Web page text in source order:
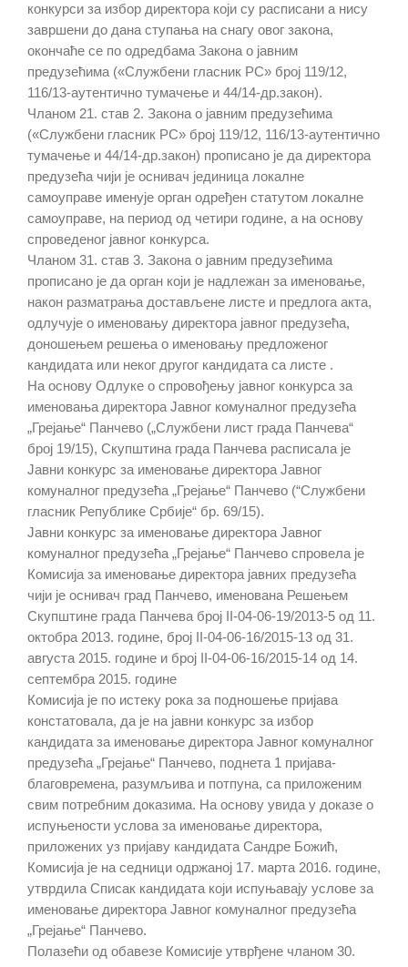
конкурси за избор директора који су расписани а нису
завршени до дана ступања на снагу овог закона,
окончаће се по одредбама Закона о јавним
предузећима («Службени гласник РС» број 119/12,
116/13-аутентично тумачење и 44/14-др.закон).
Чланом 21. став 2. Закона о јавним предузећима
(«Службени гласник РС» број 119/12, 116/13-аутентично
тумачење и 44/14-др.закон) прописано је да директора
предузећа чији је оснивач јединица локалне
самоуправе именује орган одређен статутом локалне
самоуправе, на период од четири године, а на основу
спроведеног јавног конкурса.
Чланом 31. став 3. Закона о јавним предузећима
прописано је да орган који је надлежан за именовање,
након разматрања достављене листе и предлога акта,
одлучује о именовању директора јавног предузећа,
доношењем решења о именовању предложеног
кандидата или неког другог кандидата са листе .
На основу Одлуке о спровођењу јавног конкурса за
именовања директора Јавног комуналног предузећа
„Грејање“ Панчево („Службени лист града Панчева“
број 19/15), Скупштина града Панчева расписала је
Јавни конкурс за именовање директора Јавног
комуналног предузећа „Грејање“ Панчево (“Службени
гласник Републике Србије“ бр. 69/15).
Јавни конкурс за именовање директора Јавног
комуналног предузећа „Грејање“ Панчево спровела је
Комисија за именовање директора јавних предузећа
чији jе оснивач град Панчево, именована Решењем
Скупштине града Панчева број II-04-06-19/2013-5 oд 11.
октобра 2013. године, број II-04-06-16/2015-13 oд 31.
августа 2015. године и број II-04-06-16/2015-14 oд 14.
септембра 2015. године
Комисија је по истеку рока за подношење пријава
констатовала, да је на јавни конкурс за избор
кандидата за именовање директора Јавног комуналног
предузећа „Грејање“ Панчево, поднета 1 пријава-
благовремена, разумљива и потпуна, са приложеним
свим потребним доказима. На основу увида у доказе о
испуњености услова за именовање директора,
приложених уз пријаву кандидата Сандре Божић,
Комисија је на седници одржаној 17. марта 2016. године,
утврдила Списак кандидата који испуњаваjу услове за
именовање директора Јавног комуналног предузећа
„Грејање“ Панчево.
Полазећи од обавезе Комисије утврђене чланом 30.